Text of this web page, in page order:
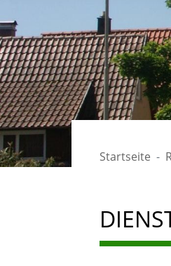
Startseite